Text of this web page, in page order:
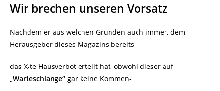
Wir brechen unseren Vorsatz
Nachdem er aus welchen Gründen auch immer, dem
Herausgeber dieses Magazins bereits
das X-te Hausverbot erteilt hat, obwohl dieser auf
„Warteschlange“ gar keine Kommen-